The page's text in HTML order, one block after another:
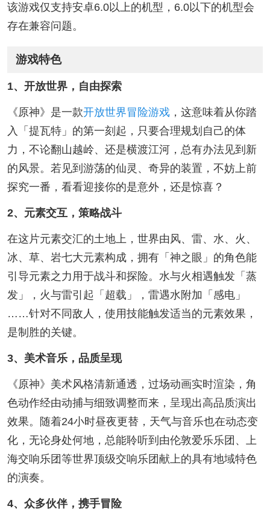
该游戏仅支持安卓6.0以上的机型，6.0以下的机型会
存在兼容问题。
游戏特色
1、开放世界，自由探索
《原神》是一款开放世界冒险游戏 ，这意味着从你踏
入「提瓦特」的第一刻起，只要合理规划自己的体
力，不论翻山越岭、还是横渡江河，总有办法见到新
的风景。若见到游荡的仙灵、奇异的装置，不妨上前
探究一番，看看迎接你的是意外，还是惊喜？
2、元素交互，策略战斗
在这片元素交汇的土地上，世界由风、雷、水、火、
冰、草、岩七大元素构成，拥有「神之眼」的角色能
引导元素之力用于战斗和探险。水与火相遇触发「蒸
发」，火与雷引起「超载」，雷遇水附加「感电」
……针对不同敌人，使用技能触发适当的元素效果，
是制胜的关键。
3、美术音乐，品质呈现
《原神》美术风格清新通透，过场动画实时渲染，角
色动作经由动捕与细致调整而来，呈现出高品质演出
效果。随着24小时昼夜更替，天气与音乐也在动态变
化，无论身处何地，总能聆听到由伦敦爱乐乐团、上
海交响乐团等世界顶级交响乐团献上的具有地域特色
的演奏。
4、众多伙伴，携手冒险